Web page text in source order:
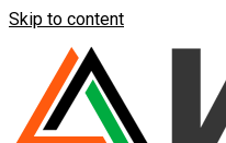
Skip to content